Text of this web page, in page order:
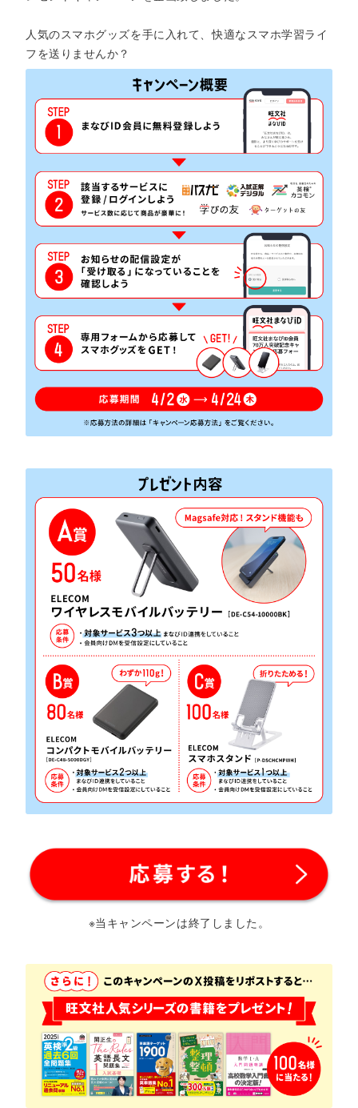
人気のスマホグッズを手に入れて、快適なスマホ学習ライ
フを送りませんか？
※当キャンペーンは終了しました。